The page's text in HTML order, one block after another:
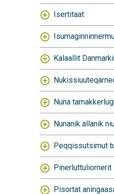
Isertitaat
Kalaallit
Nuna
Nunanik allanik
Peqqissutsimut
Pinerluttuliornerit
Pisortat